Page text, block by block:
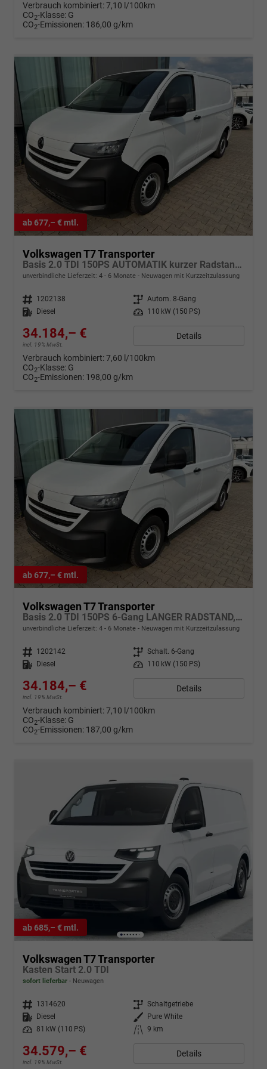
Verbrauch kombiniert:7,10 l/100km
CO2-Klasse: G
CO2-Emissionen: 186,00 g/km
ab 677,– € mtl.
Volkswagen T7 Transporter
Basis 2.0 TDI 150PS AUTOMATIK kurzer Radstand, Parksensoren hinten, Tempomat, Zentralverriegelung + Keyless Start, Radio 13" Wireless App-Connect, Schiebetüre rechts, Heckklappe
unverbindliche Lieferzeit: 4 - 6 Monate Neuwagen mit Kurzzeitzulassung
Fahrzeugnr. 1202138 Getriebe Autom. 8-Gang
Kraftstoff
Diesel Leistung 110 kW (150 PS)
34.184,– €
incl. 19% MwSt.
Details
Verbrauch kombiniert:7,60 l/100km
CO2-Klasse: G
CO2-Emissionen: 198,00 g/km
ab 677,– € mtl.
Volkswagen T7 Transporter
Basis 2.0 TDI 150PS 6-Gang LANGER RADSTAND, Parksensoren hinten, Tempomat, Zentralverriegelung + Keyless Start, Radio 13" Wireless App-Connect, Schiebetüre rechts, Heckklappe
unverbindliche Lieferzeit: 4 - 6 Monate Neuwagen mit Kurzzeitzulassung
Fahrzeugnr. 1202142 Getriebe Schalt. 6-Gang
Kraftstoff
Diesel Leistung 110 kW (150 PS)
34.184,– €
incl. 19% MwSt.
Details
Verbrauch kombiniert:7,10 l/100km
CO2-Klasse: G
CO2-Emissionen: 187,00 g/km
ab 685,– € mtl.
Volkswagen T7 Transporter
Kasten Start 2.0 TDI
sofort lieferbar Neuwagen
Fahrzeugnr. 1314620 Getriebe Schaltgetriebe
Kraftstoff
Diesel Außenfarbe
Pure White
Leistung
81 kW (110 PS) Kilometerstand 9 km
34.579,– €
incl. 19% MwSt.
Details